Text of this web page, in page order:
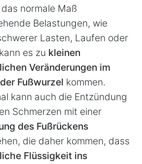
normale Maß
Belastungen, wie
Lasten, Laufen oder
es zu kleinen
Veränderungen im
Fußwurzel kommen.
kann auch die Entzündung
Schmerzen mit einer
des Fußrückens
die daher kommen, dass
Flüssigkeit ins